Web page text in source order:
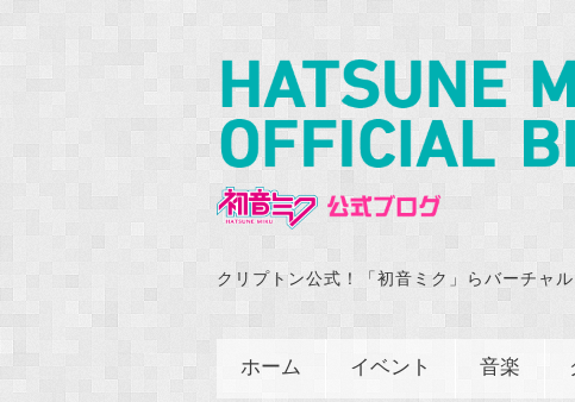
クリプトン公式！「初音ミク」らバーチャ
ホーム イベント 音楽